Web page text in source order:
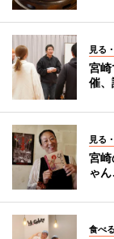
見る
宮
催、
見る
宮
ゃ
食べる